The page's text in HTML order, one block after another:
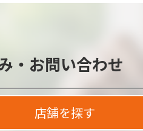
・お問い合わせ
店舗を探す